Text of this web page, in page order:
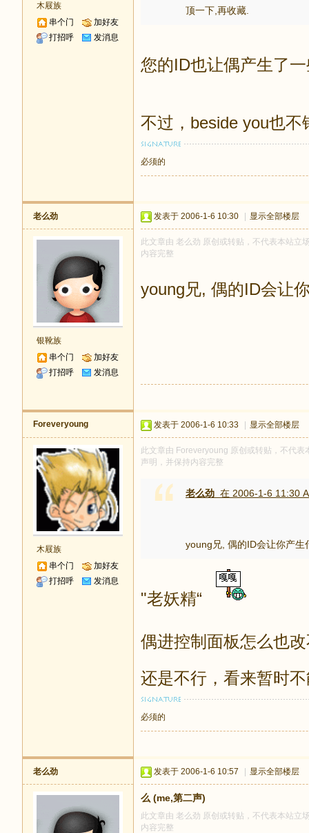
木屐族
串个门
加好友
打招呼
发消息
顶一下,再收藏.
您的ID也让偶产生了
不过，beside you也
必须的
老么劲
银靴族
串个门
加好友
打招呼
发消息
发表于 2006-1-6 10:30 显示全部楼层
此文章由 老么劲 原创或转贴，不代表本站立
内容完整
young兄, 偶的ID会让
Foreveryoung
木屐族
串个门
加好友
打招呼
发消息
发表于 2006-1-6 10:33 显示全部楼层
此文章由 Foreveryoung 原创或转贴，不代
声明，并保持内容完整
老么劲 在 2006-1-6 11:30
young兄, 偶的ID会让你产
"老妖精“
偶进控制面板怎么也
还是不行，看来暂时
必须的
老么劲 发表于 2006-1-6 10:57 显示全部楼层
么 (me,第二声)
此文章由 老么劲 原创或转贴，不代表本站立
内容完整